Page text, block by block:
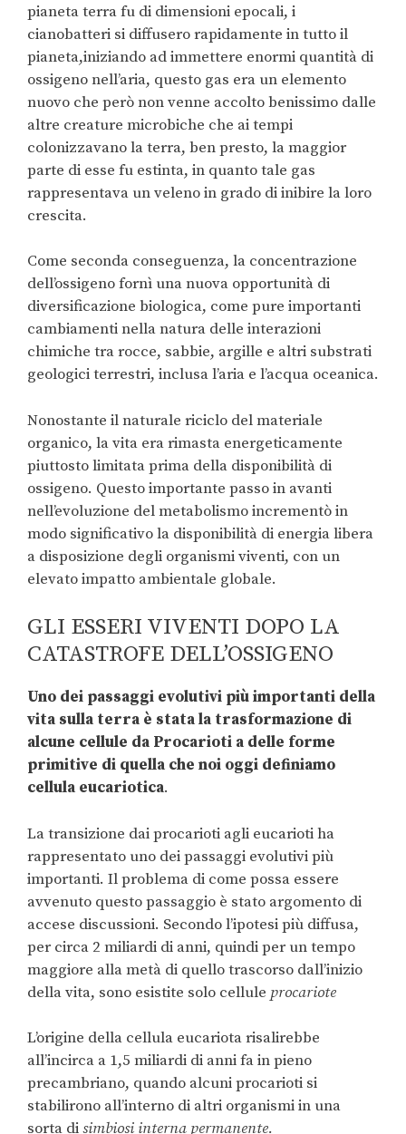
pianeta terra fu di dimensioni epocali, i
cianobatteri si diffusero rapidamente in tutto il
pianeta,iniziando ad immettere enormi quantità di
ossigeno nell’aria, questo gas era un elemento
nuovo che però non venne accolto benissimo dalle
altre creature microbiche che ai tempi
colonizzavano la terra, ben presto, la maggior
parte di esse fu estinta, in quanto tale gas
rappresentava un veleno in grado di inibire la loro
crescita.
Come seconda conseguenza, la concentrazione
dell’ossigeno fornì una nuova opportunità di
diversificazione biologica, come pure importanti
cambiamenti nella natura delle interazioni
chimiche tra rocce, sabbie, argille e altri substrati
geologici terrestri, inclusa l’aria e l’acqua oceanica.
Nonostante il naturale riciclo del materiale
organico, la vita era rimasta energeticamente
piuttosto limitata prima della disponibilità di
ossigeno. Questo importante passo in avanti
nell’evoluzione del metabolismo incrementò in
modo significativo la disponibilità di energia libera
a disposizione degli organismi viventi, con un
elevato impatto ambientale globale.
GLI ESSERI VIVENTI DOPO LA
CATASTROFE DELL’OSSIGENO
Uno dei passaggi evolutivi più importanti della
vita sulla terra è stata la trasformazione di
alcune cellule da Procarioti a delle forme
primitive di quella che noi oggi definiamo
cellula eucariotica.
La transizione dai procarioti agli eucarioti ha
rappresentato uno dei passaggi evolutivi più
importanti. Il problema di come possa essere
avvenuto questo passaggio è stato argomento di
accese discussioni. Secondo l’ipotesi più diffusa,
per circa 2 miliardi di anni, quindi per un tempo
maggiore alla metà di quello trascorso dall’inizio
della vita, sono esistite solo cellule procariote
L’origine della cellula eucariota risalirebbe
all’incirca a 1,5 miliardi di anni fa in pieno
precambriano, quando alcuni procarioti si
stabilirono all’interno di altri organismi in una
sorta disimbiosi interna permanente.